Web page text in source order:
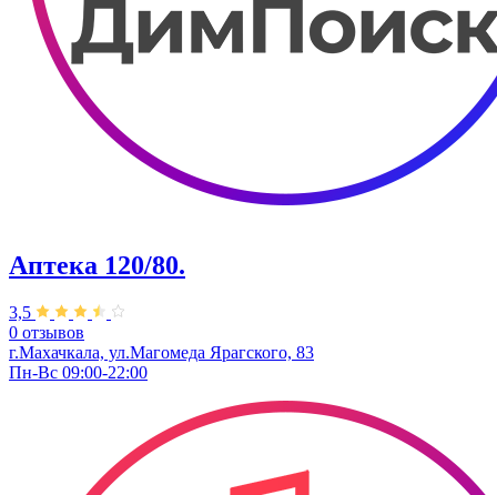
Аптека 120/80.
3,5
0 отзывов
г.Махачкала, ул.​Магомеда Ярагского, 83
Пн-Вс 09:00-22:00